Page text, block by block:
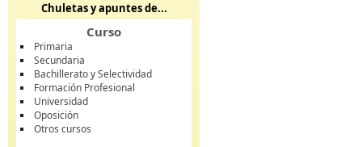
Chuletas y apuntes de...
Curso
Primaria
Secundaria
Bachillerato y Selectividad
Formación Profesional
Universidad
Oposición
Otros cursos